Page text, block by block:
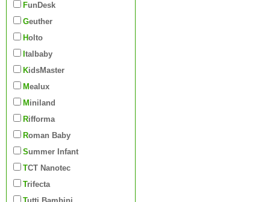
FunDesk
Geuther
Holto
Italbaby
KidsMaster
Mealux
Miniland
Rifforma
Roman Baby
Summer Infant
TCT Nanotec
Trifecta